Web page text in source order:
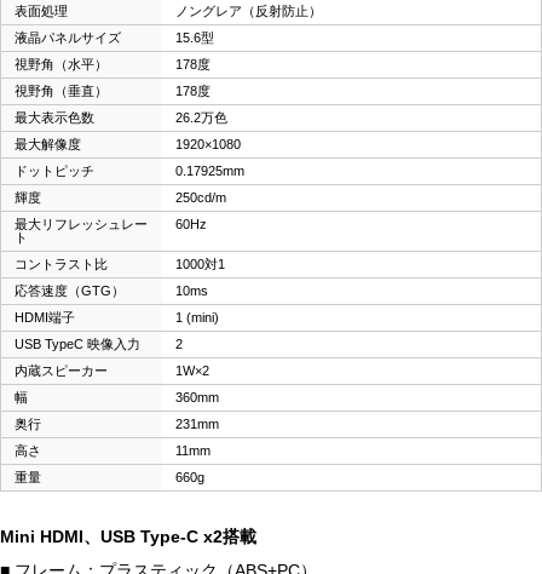
表面処理
ノングレア（反射防止）
液晶パネルサイズ
15.6型
視野角（水平）
178度
視野角（垂直）
178度
最大表示色数
26.2万色
最大解像度
1920×1080
ドットピッチ
0.17925mm
輝度
250cd/m
最大リフレッシュレー
ト
60Hz
コントラスト比
1000対1
応答速度（GTG）
10ms
HDMI端子
1 (mini)
USB TypeC 映像入力
2
内蔵スピーカー
1W×2
幅
360mm
奥行
231mm
高さ
11mm
重量
660g
Mini HDMI、USB Type-C x2搭載